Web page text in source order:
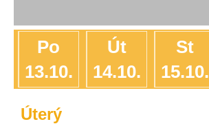
Po
13.10.
Út
14.10.
St
15.10.
Úterý